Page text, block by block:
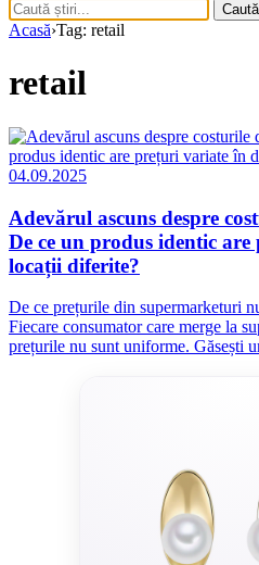
Caută
Acasă›Tag: retail
retail
04.09.2025
Adevărul ascuns despre
De ce un produs identic
locații diferite?
De ce prețurile din supermarketuri
Fiecare consumator care merge la
prețurile nu sunt uniforme. Găsești